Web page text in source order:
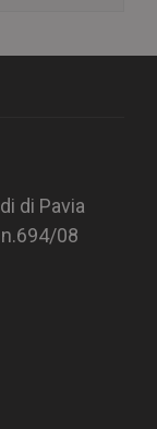
di Pavia
08